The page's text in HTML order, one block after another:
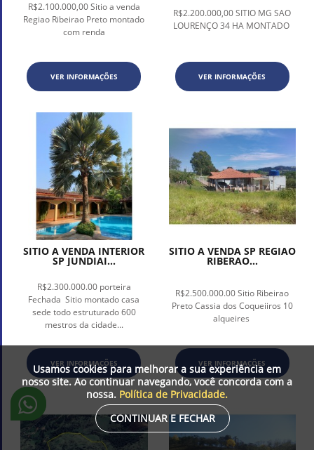
R$2.100.000,00 Sitio a venda
Regiao Ribeirao Preto montado
com renda
VER INFORMAÇÕES
R$2.200.000,00 SITIO MG SAO
LOURENÇO 34 HA MONTADO
VER INFORMAÇÕES
SITIO A VENDA INTERIOR
SP JUNDIAI...
R$2.300.000.00 porteira
Fechada Sitio montado casa
sede todo estruturado 600
mestros da cidade...
VER INFORMAÇÕES
SITIO A VENDA SP REGIAO
RIBERAO...
R$2.500.000.00 Sitio Ribeirao
Preto Cassia dos Coqueiiros 10
alqueires
VER INFORMAÇÕES
Usamos cookies para melhorar a sua experiência em
nosso site. Ao continuar navegando, você concorda com a
nossa. Política de Privacidade.
CONTINUAR E FECHAR